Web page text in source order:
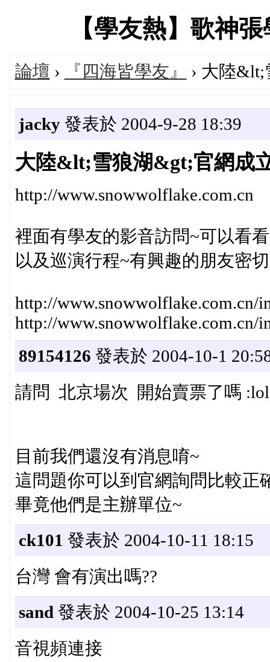
【學友熱】歌神
論壇 › 『四海皆學友』 › 大陸
jacky發表於 2004-9-28 18:39
大陸&lt;雪狼湖&gt;官網成
http://www.snowwolflake.com.cn
裡面有學友的影音訪問~可以看
以及巡演行程~有興趣的朋友密
http://www.snowwolflake.com.cn/
http://www.snowwolflake.com.cn/
89154126 發表於 2004-10-1
請問 北京場次 開始賣票了嗎
目前我們還沒有消息唷~
這問題你可以到官網詢問比較正
畢竟他們是主辦單位~
ck101 發表於 2004-10-11 18:15
台灣 會有演出嗎??
sand 發表於 2004-10-25 13:14
音視頻連接